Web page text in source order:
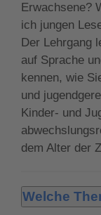
Erwachsene?
ich jungen
Der Lehrgang
auf Sprache
kennen, wie
und
Kinder- und
dem Alter der
Welche